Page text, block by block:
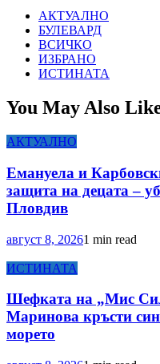
АКТУАЛНО
БУЛЕВАРД
ВСИЧКО
ИЗБРАНО
ИСТИНАТА
You May Also
АКТУАЛНО
Емануела и
защита на децата –
Пловдив
август 8, 20261 min read
ИСТИНАТА
Шефката на „Мис
Маринова кръсти
морето